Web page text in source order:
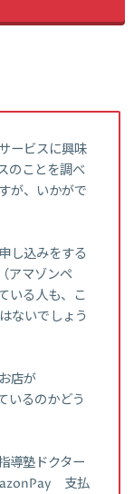
ービスに興味
のことを調べ
が、いかがで
し込みをする
アマゾンペ
いる人も、こ
ないでしょう
店が
いるのかどう
導塾ドクター
支払